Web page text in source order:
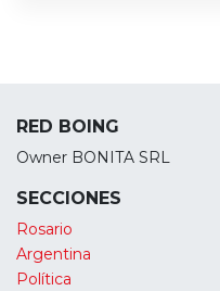
RED BOING
Owner BONITA SRL
SECCIONES
Rosario
Argentina
Política